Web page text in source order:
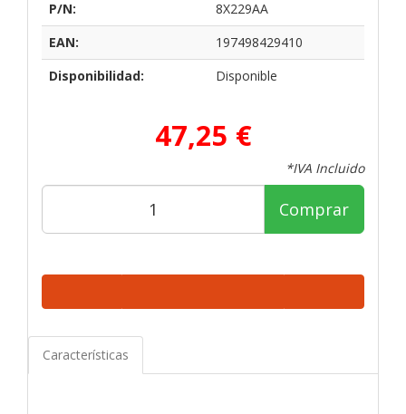
P/N:
8X229AA
EAN:
197498429410
Disponibilidad:
Disponible
47,25 €
*IVA Incluido
Comprar
Características